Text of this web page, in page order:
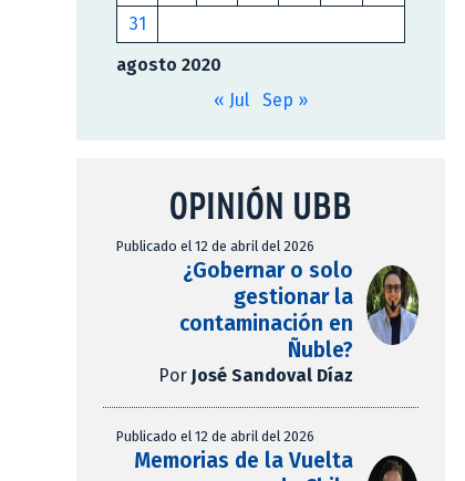
agosto 2020
31
« Jul Sep »
OPINIÓN UBB
Publicado el 12 de abril del 2026
¿Gobernar o solo
gestionar la
contaminación en
Ñuble?
Por José Sandoval Díaz
Publicado el 12 de abril del 2026
Memorias de la Vuelta